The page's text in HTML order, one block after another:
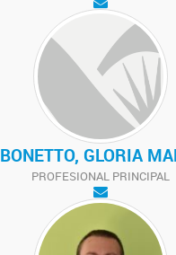
BONETTO, GLORIA
PROFESIONAL PRINCIPAL